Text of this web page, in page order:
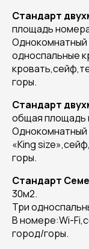
Стандарт
площадь
односпальные
горы.
Стандарт
общая площадь
Однокомнатный
«King
горы.
Стандарт
30м2.
Три
В номере:Wi-
город/горы.